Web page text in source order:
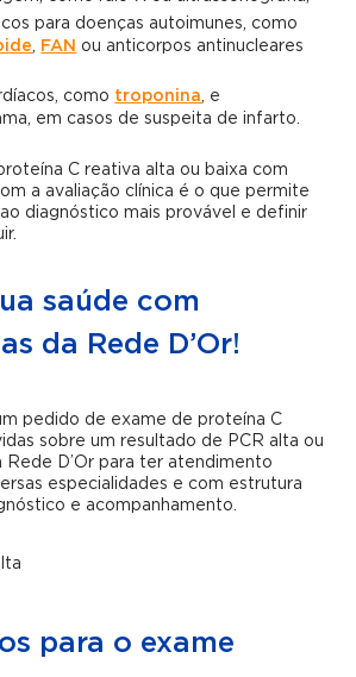
para doenças autoimunes, como
, FAN ou anticorpos antinucleares
como troponina, e
em casos de suspeita de infarto.
C reativa alta ou baixa com
a avaliação clínica é o que permite
diagnóstico mais provável e definir
saúde com
da Rede D’Or!
pedido de exame de proteína C
sobre um resultado de PCR alta ou
Rede D’Or para ter atendimento
especialidades e com estrutura
e acompanhamento.
para o exame